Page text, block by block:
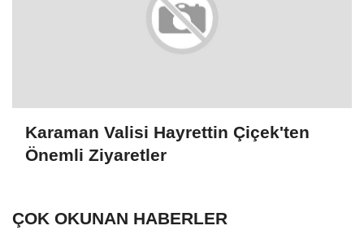
Karaman Valisi Hayrettin Çiçek'ten
Önemli Ziyaretler
ÇOK OKUNAN HABERLER